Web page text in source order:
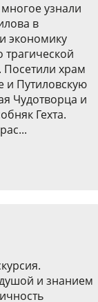
узнали
в
экономику
трагической
Посетили храм
и Путиловскую
Чудотворца и
Гехта.
и знанием